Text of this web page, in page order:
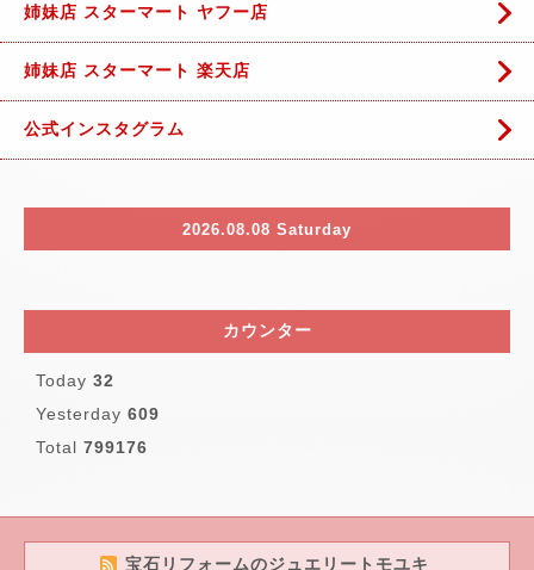
姉妹店 スターマート ヤフー店
姉妹店 スターマート 楽天店
公式インスタグラム
2026.08.08 Saturday
カウンター
Today 32
Yesterday 609
Total 799176
宝石リフォームのジュエリートモユキ